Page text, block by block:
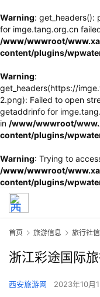
Warning: get_headers():
for imge.tang.org.cn
/www/wwwroot/
content/plugins/
Warning:
get_headers(https://
2.png): Failed to open
getaddrinfo for
in /www/wwwroot/
content/plugins/
Warning: Trying to
/www/wwwroot/
content/plugins/
首页 旅游信息 旅行社
浙江彩途国际
西安旅游网 2023年10月